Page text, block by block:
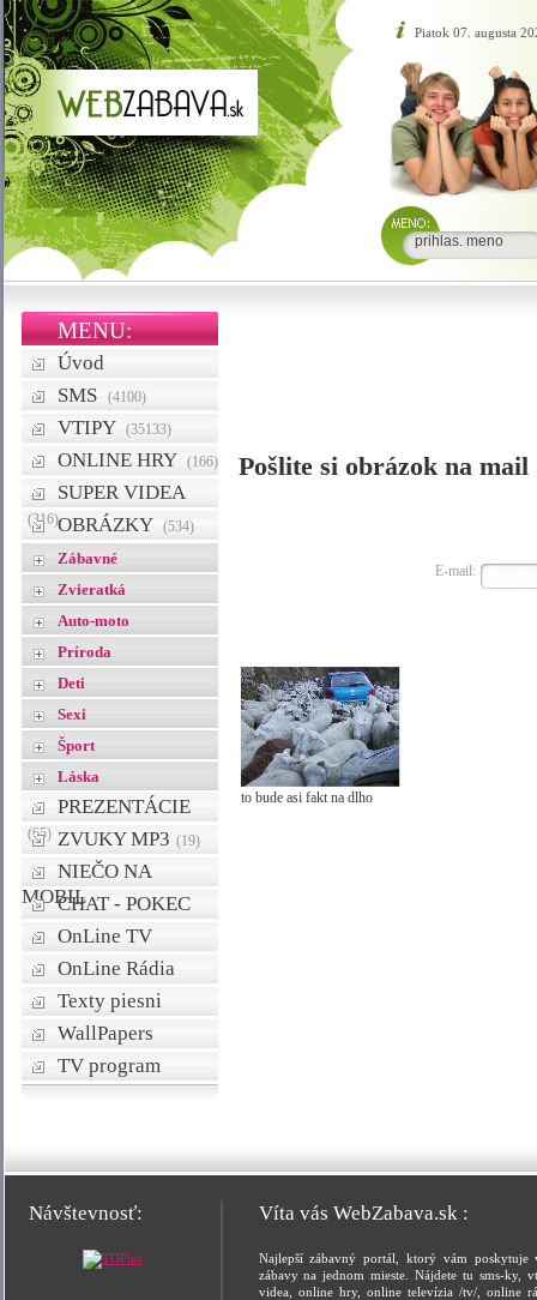
Piatok 07. augusta
MENU:
Úvod
SMS
(4100)
VTIPY (35133)
ONLINE HRY (166)
SUPER VIDEA
(316)OBRÁZKY (534)
Zábavné
Zvieratká
Auto-moto
Príroda
Deti
Sexi
Šport
Láska
PREZENTÁCIE
(65) ZVUKY MP3 (19)
NIEČO NA
MOBILCHAT - POKEC
OnLine TV
OnLine Rádia
Texty piesni
WallPapers
TV program
Pošlite si obrázok na mail
E-mail:
to bude asi fakt na dlho
Návštevnosť: Víta vás WebZabava.sk :
Najlepší zábavný portál, ktorý vám poskytuje
zábavy na jednom mieste. Nájdete tu sms-ky,
videa, online hry, online televízia /tv/, online